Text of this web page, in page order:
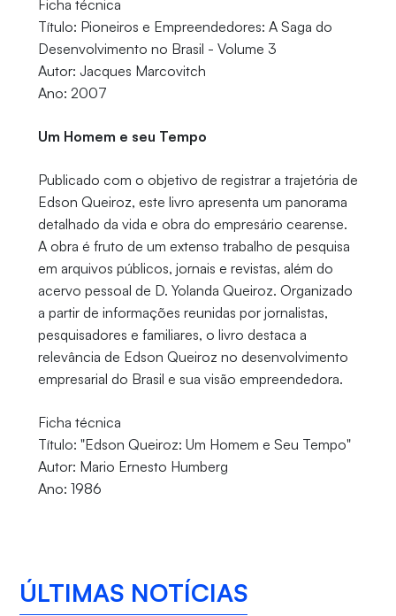
Ficha técnica
Título: Pioneiros e Empreendedores: A Saga do
Desenvolvimento no Brasil - Volume 3
Autor: Jacques Marcovitch
Ano: 2007
Um Homem e seu Tempo
Publicado com o objetivo de registrar a trajetória de
Edson Queiroz, este livro apresenta um panorama
detalhado da vida e obra do empresário cearense.
A obra é fruto de um extenso trabalho de pesquisa
em arquivos públicos, jornais e revistas, além do
acervo pessoal de D. Yolanda Queiroz. Organizado
a partir de informações reunidas por jornalistas,
pesquisadores e familiares, o livro destaca a
relevância de Edson Queiroz no desenvolvimento
empresarial do Brasil e sua visão empreendedora.
Ficha técnica
Título: "Edson Queiroz: Um Homem e Seu Tempo"
Autor: Mario Ernesto Humberg
Ano: 1986
ÚLTIMAS NOTÍCIAS